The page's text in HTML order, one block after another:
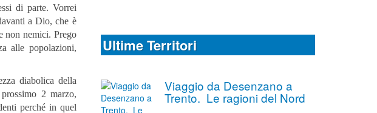
di parte. Vorrei
a Dio, che è
non nemici. Prego
alle popolazioni,
diabolica della
2 marzo,
perché in quel
Ultime Territori
Viaggio da Desenzano a
Trento. Le ragioni del Nord